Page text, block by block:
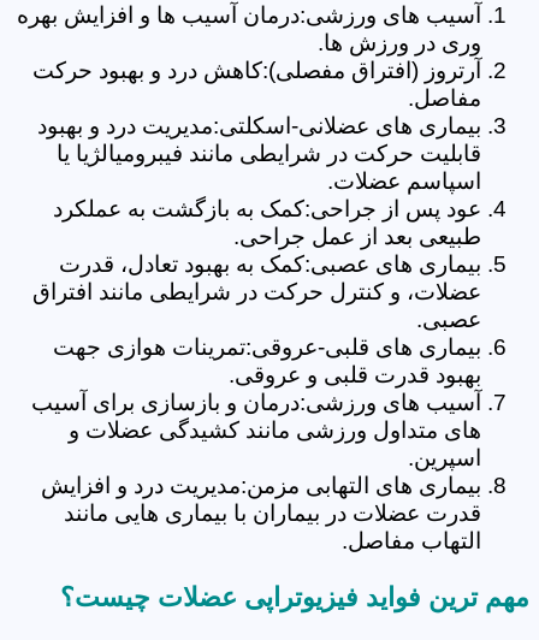
آسیب های ورزشی:درمان آسیب ها و افزایش بهره
وری در ورزش ها.
آرتروز (افتراق مفصلی):کاهش درد و بهبود حرکت
مفاصل.
بیماری های عضلانی-اسکلتی:مدیریت درد و بهبود
قابلیت حرکت در شرایطی مانند فیبرومیالژیا یا
اسپاسم عضلات.
عود پس از جراحی:کمک به بازگشت به عملکرد
طبیعی بعد از عمل جراحی.
بیماری های عصبی:کمک به بهبود تعادل، قدرت
عضلات، و کنترل حرکت در شرایطی مانند افتراق
عصبی.
بیماری های قلبی-عروقی:تمرینات هوازی جهت
بهبود قدرت قلبی و عروقی.
آسیب های ورزشی:درمان و بازسازی برای آسیب
های متداول ورزشی مانند کشیدگی عضلات و
اسپرین.
بیماری های التهابی مزمن:مدیریت درد و افزایش
قدرت عضلات در بیماران با بیماری هایی مانند
التهاب مفاصل.
مهم ترین فواید فیزیوتراپی عضلات چیست؟